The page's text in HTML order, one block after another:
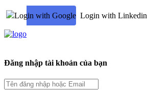
Login with Google Login with Linkedin
Đăng nhập tài khoản của bạn